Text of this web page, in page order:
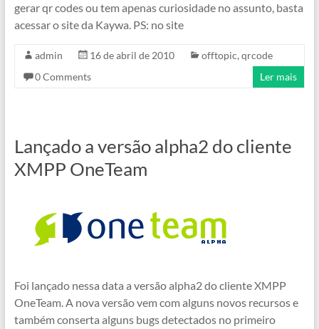
gerar qr codes ou tem apenas curiosidade no assunto, basta
acessar o site da Kaywa. PS: no site
admin 16 de abril de 2010 offtopic, qrcode
0 Comments
Ler mais
Lançado a versão alpha2 do cliente
XMPP OneTeam
Foi lançado nessa data a versão alpha2 do cliente XMPP
OneTeam. A nova versão vem com alguns novos recursos e
também conserta alguns bugs detectados no primeiro